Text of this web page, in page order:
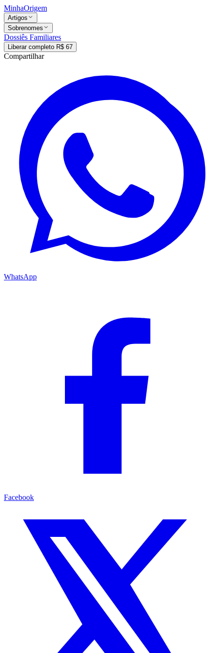
MinhaOrigem
Artigos
Sobrenomes
Dossiês Familiares
Liberar completo R$ 67
Compartilhar
WhatsApp
Facebook